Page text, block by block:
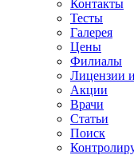
Контакты
Тесты
Галерея
Цены
Филиалы
Лицензии
Акции
Врачи
Статьи
Поиск